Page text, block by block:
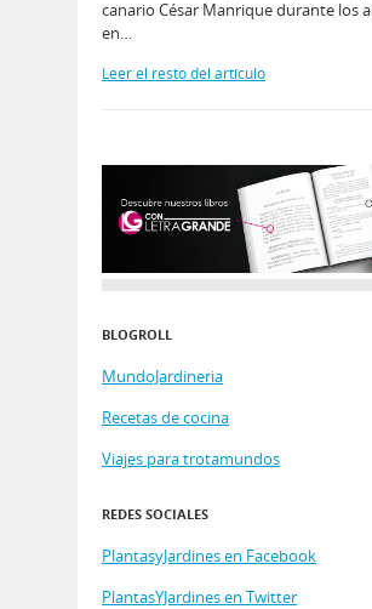
canario César Manrique durante los
en…
Leer el resto del artículo
BLOGROLL
MundoJardineria
Recetas de cocina
Viajes para trotamundos
REDES SOCIALES
PlantasyJardines en Facebook
PlantasYJardines en Twitter